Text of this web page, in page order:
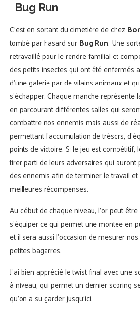
Bug Run
C’est en sortant du cimetière de chez
tombé par hasard surBug Run. Une
retravaillé pour le rendre familial et
des petits insectes qui ont été enfermés
d’une galerie par de vilains animaux et
s’échapper. Chaque manche représente
en parcourant différentes salles qui
combattre nos ennemis mais aussi de
permettant l’accumulation de trésors,
points de victoire. Si le jeu est compétitif,
tirer parti de leurs adversaires qui
des ennemis afin de terminer le travail
meilleures récompenses.
Au début de chaque niveau, l’or peut
s’équiper ce qui permet une montée en
et il sera aussi l’occasion de mesurer
petites bagarres.
J’ai bien apprécié le twist final avec une
à niveau, qui permet un dernier scoring
qu’on a su garder jusqu’ici.